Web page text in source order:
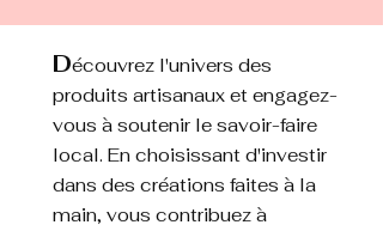
Découvrez l'univers des
produits artisanaux et engagez-
vous à soutenir le savoir-faire
local. En choisissant d'investir
dans des créations faites à la
main, vous contribuez à